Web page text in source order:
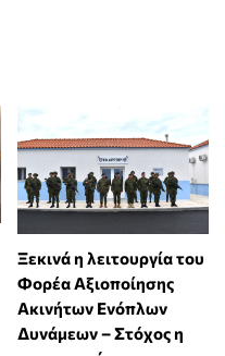
Ξεκινά η λειτουργία του
Φορέα Αξιοποίησης
Ακινήτων Ενόπλων
Δυνάμεων – Στόχος η